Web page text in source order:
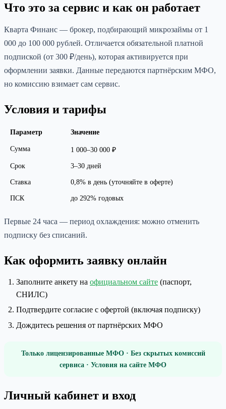
Что это за сервис и как он работает
Кварта Финанс — брокер, подбирающий микрозаймы от 1
000 до 100 000 рублей. Отличается обязательной платной
подпиской (от 300 ₽/день), которая активируется при
оформлении заявки. Данные передаются партнёрским МФО,
но комиссию взимает сам сервис.
Условия и тарифы
Параметр Значение
Сумма 1 000–30 000 ₽
Срок 3–30 дней
Ставка 0,8% в день (уточняйте в оферте)
ПСК до 292% годовых
Первые 24 часа — период охлаждения: можно отменить
подписку без списаний.
Как оформить заявку онлайн
Заполните анкету на официальном сайте (паспорт,
СНИЛС)
Подтвердите согласие с офертой (включая подписку)
Дождитесь решения от партнёрских МФО
Только лицензированные МФО · Без скрытых комиссий
сервиса · Условия на сайте МФО
Личный кабинет и вход